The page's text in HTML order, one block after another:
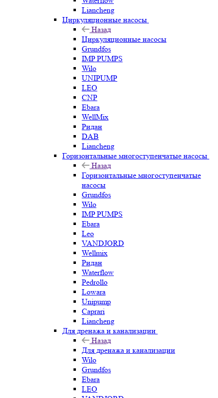
Liancheng
Циркуляционные насосы
Назад
Циркуляционные насосы
Grundfos
IMP PUMPS
Wilo
UNIPUMP
LEO
CNP
Ebara
WellMix
Ридан
DAB
Liancheng
Горизонтальные многоступенчатые насосы
Назад
Горизонтальные многоступенчатые
насосы
Grundfos
Wilo
IMP PUMPS
Ebara
Leo
VANDJORD
Wellmix
Ридан
Waterflow
Pedrollo
Lowara
Unipump
Caprari
Liancheng
Для дренажа и канализации
Назад
Для дренажа и канализации
Wilo
Grundfos
Ebara
LEO